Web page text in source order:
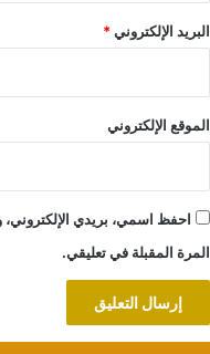
البريد الإلكتروني*
الموقع الإلكتروني
احفظ اسمي، بريدي الإلكتروني،
المرة المقبلة في تعليقي.